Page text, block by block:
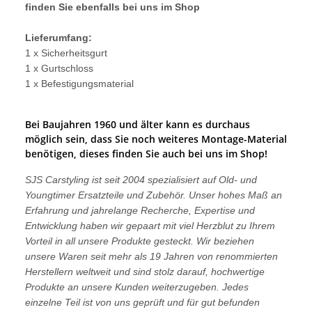
finden Sie ebenfalls bei uns im Shop
Lieferumfang:
1 x Sicherheitsgurt
1 x Gurtschloss
1 x Befestigungsmaterial
Bei Baujahren 1960 und älter kann es durchaus
möglich sein, dass Sie noch weiteres Montage-Material
benötigen, dieses finden Sie auch bei uns im Shop!
SJS Carstyling ist seit 2004 spezialisiert auf Old- und
Youngtimer Ersatzteile und Zubehör. Unser hohes Maß an
Erfahrung und jahrelange Recherche, Expertise und
Entwicklung haben wir gepaart mit viel Herzblut zu Ihrem
Vorteil in all unsere Produkte gesteckt. Wir beziehen
unsere Waren seit mehr als 19 Jahren von renommierten
Herstellern weltweit und sind stolz darauf, hochwertige
Produkte an unsere Kunden weiterzugeben. Jedes
einzelne Teil ist von uns geprüft und für gut befunden